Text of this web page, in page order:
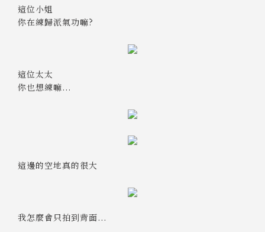
這位小姐
你在練歸派氣功嘛?
這位太太
你也想練嘛...
這邊的空地真的很大
我怎麼會只拍到背面...